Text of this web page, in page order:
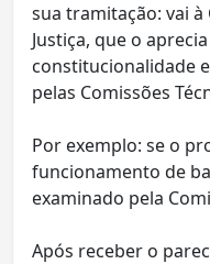
sua tramitação: vai
Justiça, que o
constitucionalidade
pelas Comissões
Por exemplo: se o
funcionamento de
examinado pela
Após receber o